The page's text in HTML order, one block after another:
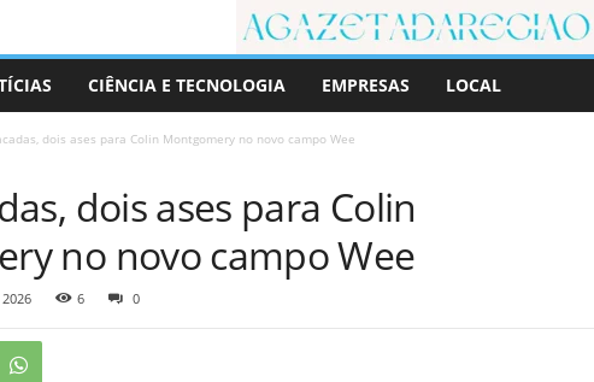
CIÊNCIA E TECNOLOGIA EMPRESAS LOCAL
dois ases para Colin Montgomery no novo campo Wee
dois ases para Colin
no novo campo Wee
6 0